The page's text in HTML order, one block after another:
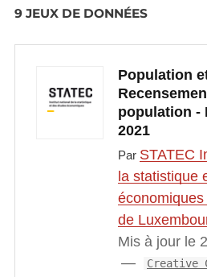
9 JEUX DE DONNÉES
Population
population -
2021
Par STATEC
la statistique
de
Mis à jour le
Creative